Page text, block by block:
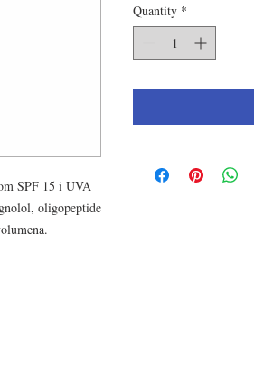
SPF 15 i UVA
oligopeptide
Quantity *